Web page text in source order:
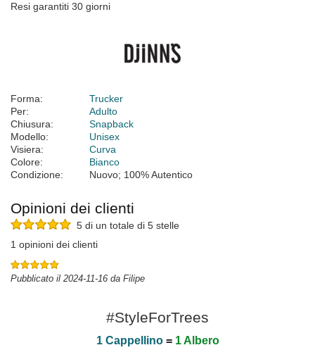
Resi garantiti 30 giorni
Forma:
Trucker
Per:
Adulto
Chiusura:
Snapback
Modello:
Unisex
Visiera:
Curva
Colore:
Bianco
Condizione:
Nuovo; 100% Autentico
Opinioni dei clienti
5 di un totale di 5 stelle
1 opinioni dei clienti
Pubblicato il 2024-11-16 da Filipe
#StyleForTrees
1 Cappellino= 1 Albero